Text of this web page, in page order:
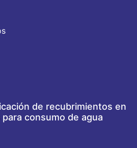
de recubrimientos en
consumo de agua